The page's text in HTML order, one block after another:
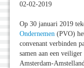
02-02-2019
Op 30 januari 2019
Ondernemen (PVO)
convenant verbinden
samen aan een
Amsterdam-